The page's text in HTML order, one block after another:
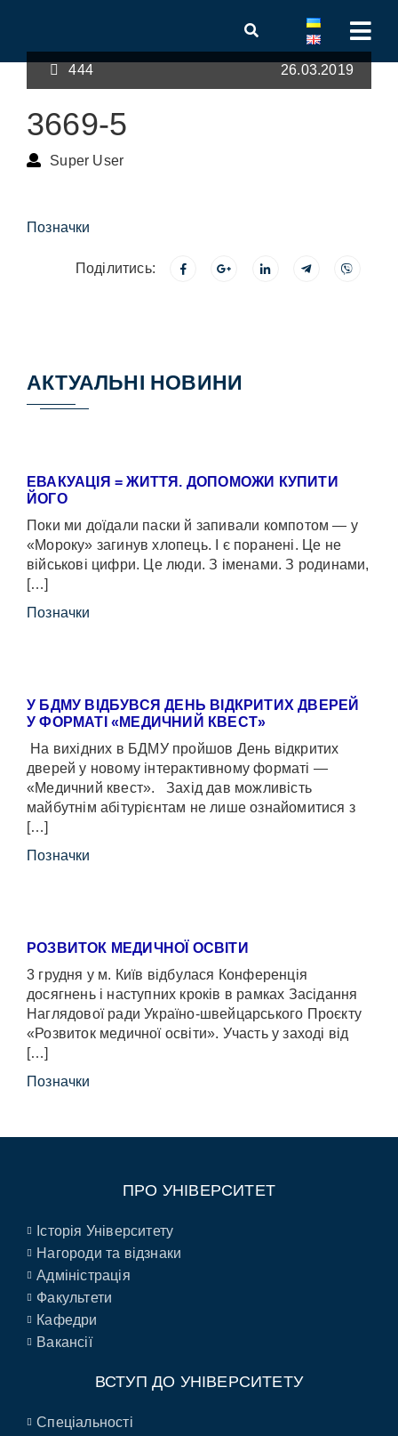
444 26.03.2019
3669-5
Super User
Позначки
Поділитись:
АКТУАЛЬНІ НОВИНИ
ЕВАКУАЦІЯ = ЖИТТЯ. ДОПОМОЖИ КУПИТИ
ЙОГО
Поки ми доїдали паски й запивали компотом — у
«Мороку» загинув хлопець. І є поранені. Це не
військові цифри. Це люди. З іменами. З родинами,
[…]
Позначки
У БДМУ ВІДБУВСЯ ДЕНЬ ВІДКРИТИХ ДВЕРЕЙ
У ФОРМАТІ «МЕДИЧНИЙ КВЕСТ»
На вихідних в БДМУ пройшов День відкритих
дверей у новому інтерактивному форматі —
«Медичний квест». Захід дав можливість
майбутнім абітурієнтам не лише ознайомитися з
[…]
Позначки
РОЗВИТОК МЕДИЧНОЇ ОСВІТИ
3 грудня у м. Київ відбулася Конференція
досягнень і наступних кроків в рамках Засідання
Наглядової ради Україно-швейцарського Проєкту
«Розвиток медичної освіти». Участь у заході від
[…]
Позначки
ПРО УНІВЕРСИТЕТ
Історія Університету
Нагороди та відзнаки
Адміністрація
Факультети
Кафедри
Вакансії
ВСТУП ДО УНІВЕРСИТЕТУ
Спеціальності